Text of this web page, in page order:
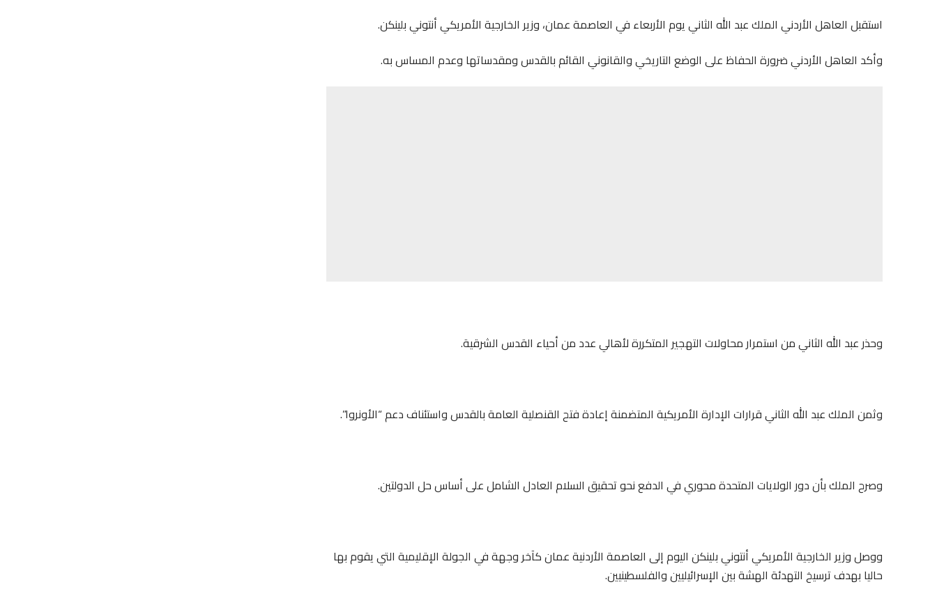
استقبل العاهل الأردني الملك عبد الله الثاني يوم الأربعاء في العاصمة عمان، وزير الخارجية الأمريكي أنتوني بلينكن.
وأكد العاهل الأردني ضرورة الحفاظ على الوضع التاريخي والقانوني القائم بالقدس ومقدساتها وعدم المساس به.
وحذر عبد الله الثاني من استمرار محاولات التهجير المتكررة لأهالي عدد من أحياء القدس الشرقية.
وثمن الملك عبد الله الثاني قرارات الإدارة الأمريكية المتضمنة إعادة فتح القنصلية العامة بالقدس واستئناف دعم “الأونروا”.
وصرح الملك بأن دور الولايات المتحدة⁩ محوري في الدفع نحو تحقيق السلام العادل الشامل على أساس حل الدولتين.
ووصل وزير الخارجية الأمريكي أنتوني بلينكن اليوم إلى العاصمة الأردنية عمان كآخر وجهة في الجولة الإقليمية التي يقوم بها
حاليا بهدف ترسيخ التهدئة الهشة بين الإسرائيليين والفلسطينيين.